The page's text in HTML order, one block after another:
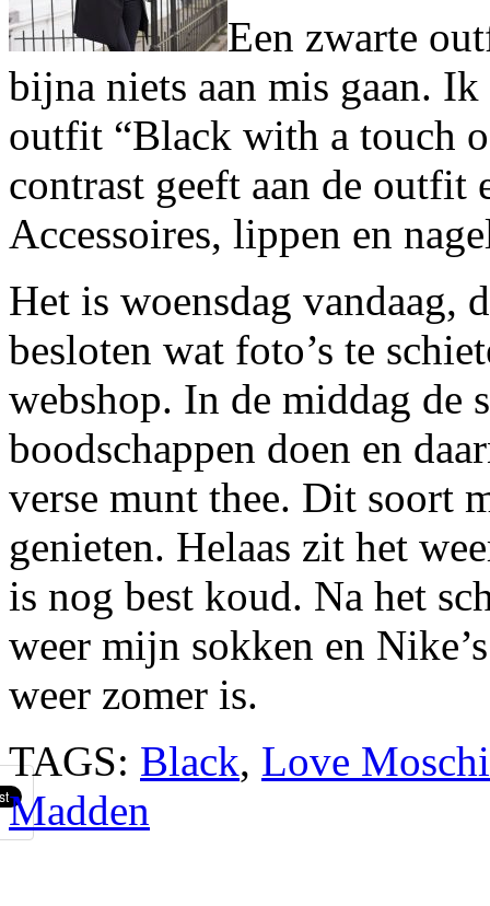
Een zwarte
bijna niets aan mis gaan.
outfit “Black with a touch
contrast geeft aan de outfit
Accessoires, lippen en
Het is woensdag vandaag,
besloten wat foto’s te
webshop. In de middag de
boodschappen doen en
verse munt thee. Dit soort
genieten. Helaas zit het
is nog best koud. Na het
weer mijn sokken en
weer zomer is.
TAGS: Black, Love
Madden